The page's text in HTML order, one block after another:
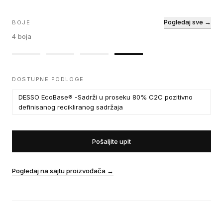
BOJE
4 boja
Pogledaj sve →
DOSTUPNE PODLOGE
DESSO EcoBase® -Sadrži u proseku 80% C2C pozitivno
definisanog recikliranog sadržaja
Pošaljite upit
Pogledaj na sajtu proizvođača →